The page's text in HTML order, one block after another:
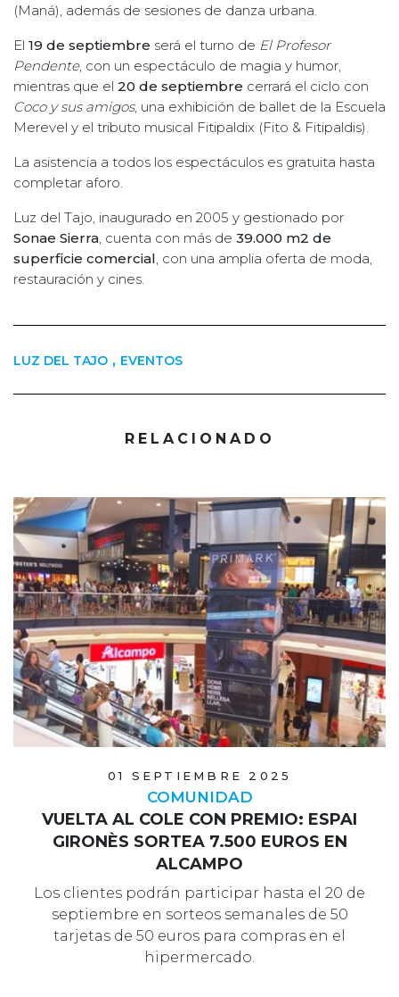
(Maná), además de sesiones de danza urbana.
El 19 de septiembre será el turno de El Profesor
Pendente, con un espectáculo de magia y humor,
mientras que el 20 de septiembre cerrará el ciclo con
Coco y sus amigos, una exhibición de ballet de la Escuela
Merevel y el tributo musical Fitipaldix (Fito & Fitipaldis).
La asistencia a todos los espectáculos es gratuita hasta
completar aforo.
Luz del Tajo, inaugurado en 2005 y gestionado por
Sonae Sierra , cuenta con más de 39.000 m2 de
superficie comercial , con una amplia oferta de moda,
restauración y cines.
LUZ DEL TAJO , EVENTOS
RELACIONADO
01 SEPTIEMBRE 2025
COMUNIDAD
VUELTA AL COLE CON PREMIO: ESPAI
GIRONÈS SORTEA 7.500 EUROS EN
ALCAMPO
Los clientes podrán participar hasta el 20 de
septiembre en sorteos semanales de 50
tarjetas de 50 euros para compras en el
hipermercado.